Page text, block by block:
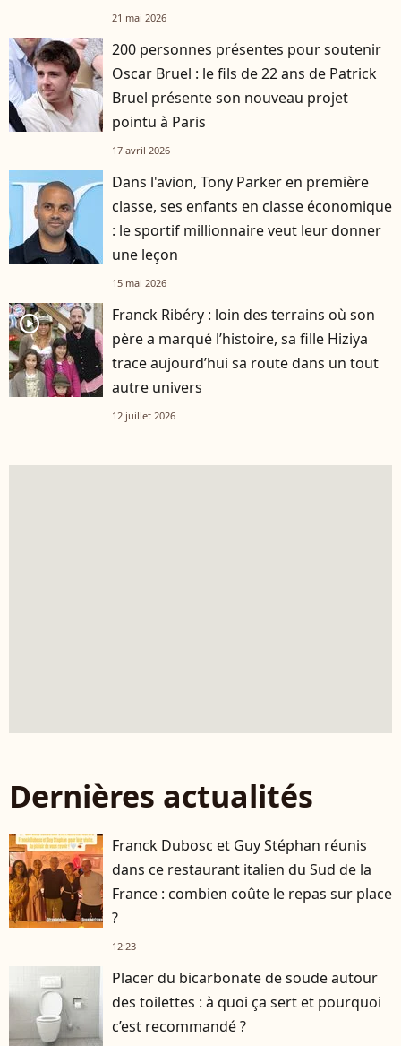
d'avis"
21 mai 2026
200 personnes présentes pour soutenir
Oscar Bruel : le fils de 22 ans de Patrick
Bruel présente son nouveau projet
pointu à Paris
17 avril 2026
Dans l'avion, Tony Parker en première
classe, ses enfants en classe économique
: le sportif millionnaire veut leur donner
une leçon
15 mai 2026
player2
Franck Ribéry : loin des terrains où son
père a marqué l’histoire, sa fille Hiziya
trace aujourd’hui sa route dans un tout
autre univers
12 juillet 2026
Dernières actualités
Franck Dubosc et Guy Stéphan réunis
dans ce restaurant italien du Sud de la
France : combien coûte le repas sur place
?
12:23
Placer du bicarbonate de soude autour
des toilettes : à quoi ça sert et pourquoi
c’est recommandé ?